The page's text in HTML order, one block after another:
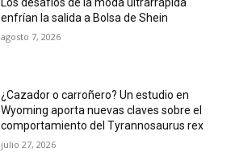
enfrían la salida a Bolsa de Shein
agosto 7, 2026
¿Cazador o carroñero? Un estudio en
Wyoming aporta nuevas claves sobre el
comportamiento del Tyrannosaurus rex
julio 27, 2026